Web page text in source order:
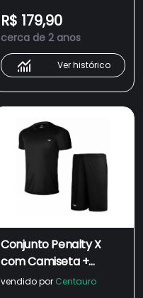
R$ 179,90
cerca de 2 anos
Ver histórico
Conjunto Penalty X
com Camiseta +
Bermuda - Masculina
vendido por Centauro